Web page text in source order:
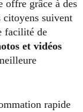
offre grâce à des
citoyens suivent
facilité de
et vidéos
rapide